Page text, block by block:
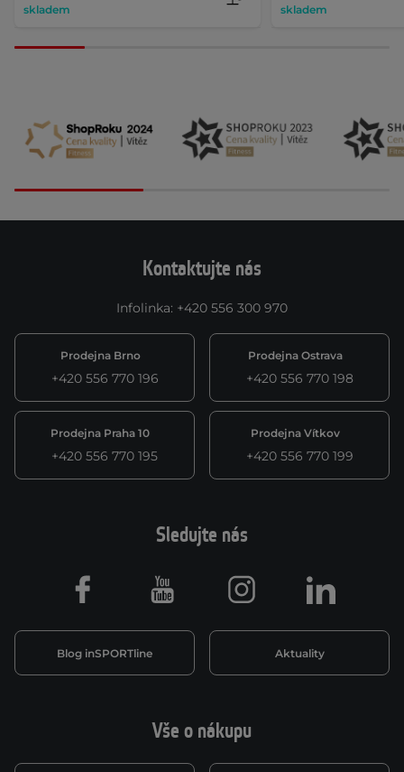
skladem
skladem
Kontaktujte nás
Infolinka: +420 556 300 970
Prodejna Brno
+420 556 770 196
Prodejna Ostrava
+420 556 770 198
Prodejna Praha 10
+420 556 770 195
Prodejna Vítkov
+420 556 770 199
Vše o nákupu
Sledujte nás
Blog inSPORTline Aktuality
Facebook Youtube Instagram LinkedIn